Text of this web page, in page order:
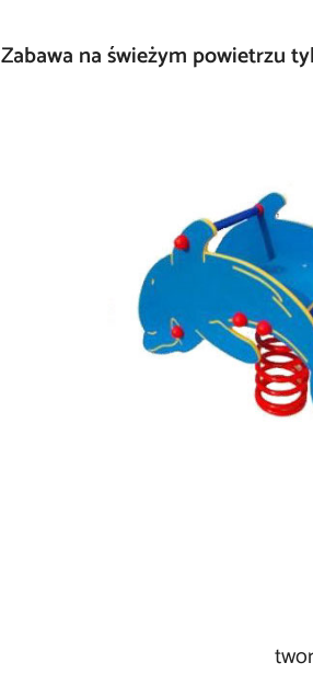
Zabawa na świeżym powietrzu